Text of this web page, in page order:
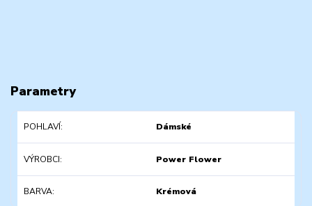
Parametry
POHLAVÍ Dámské
VÝROBCI Power Flower
BARVA Krémová